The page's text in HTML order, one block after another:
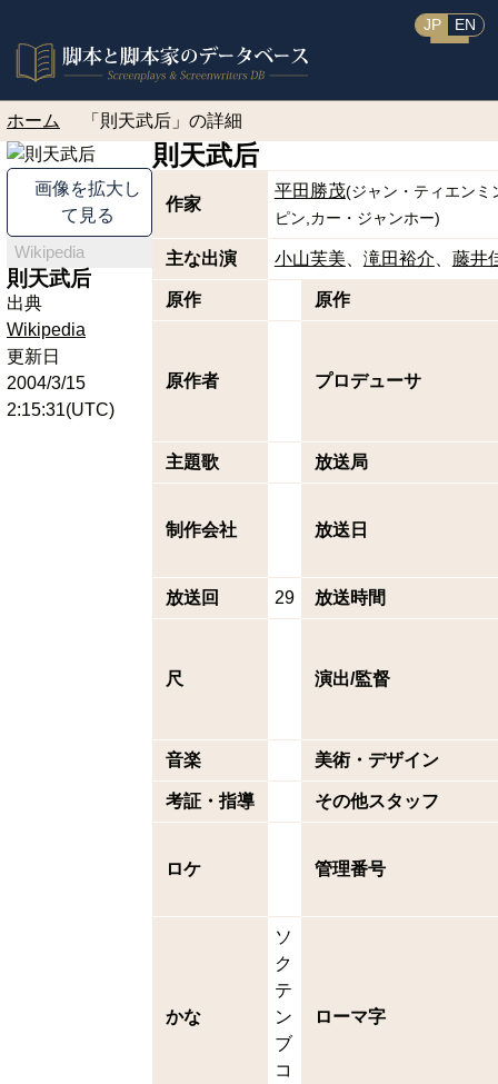
JP EN
ホーム 「則天武后」の詳細
画像を拡大し
て見る
Wikipedia
則天武后
出典
Wikipedia
更新日
2004/3/15
2:15:31(UTC)
則天武后
作家
平田勝茂(ジャン・ティエンミ
ピン,カー・ジャンホー)
主な出演 小山芙美 滝田裕介 藤井
原作 原作
原作者 プロデューサ
主題歌 放送局
制作会社 放送日
放送回 29 放送時間
尺 演出/監督
音楽 美術・デザイン
考証・指導 その他スタッフ
ロケ 管理番号
かな
ソ
ク
テ
ン
ブ
コ
ローマ字